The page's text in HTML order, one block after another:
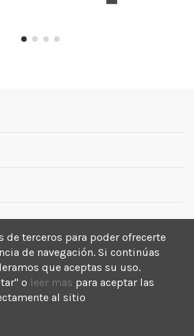
de terceros para poder ofrecerte
de navegación. Si continúas
que aceptas su uso.
o leer mas para aceptar las
al sitio